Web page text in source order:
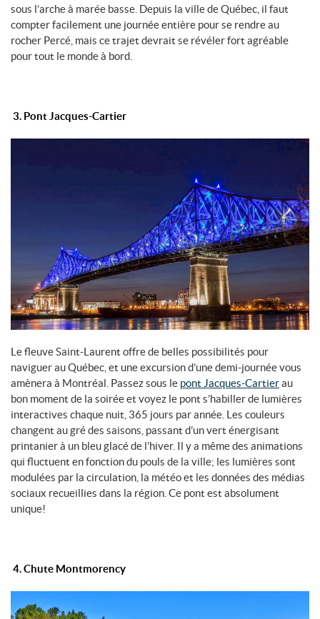
sous l’arche à marée basse. Depuis la ville de Québec, il faut
compter facilement une journée entière pour se rendre au
rocher Percé, mais ce trajet devrait se révéler fort agréable
pour tout le monde à bord.
3. Pont Jacques-Cartier
Le fleuve Saint-Laurent offre de belles possibilités pour
naviguer au Québec, et une excursion d’une demi-journée vous
amènera à Montréal. Passez sous le pont Jacques-Cartierau
bon moment de la soirée et voyez le pont s’habiller de lumières
interactives chaque nuit, 365 jours par année. Les couleurs
changent au gré des saisons, passant d’un vert énergisant
printanier à un bleu glacé de l’hiver. Il y a même des animations
qui fluctuent en fonction du pouls de la ville; les lumières sont
modulées par la circulation, la météo et les données des médias
sociaux recueillies dans la région. Ce pont est absolument
unique!
4. Chute Montmorency